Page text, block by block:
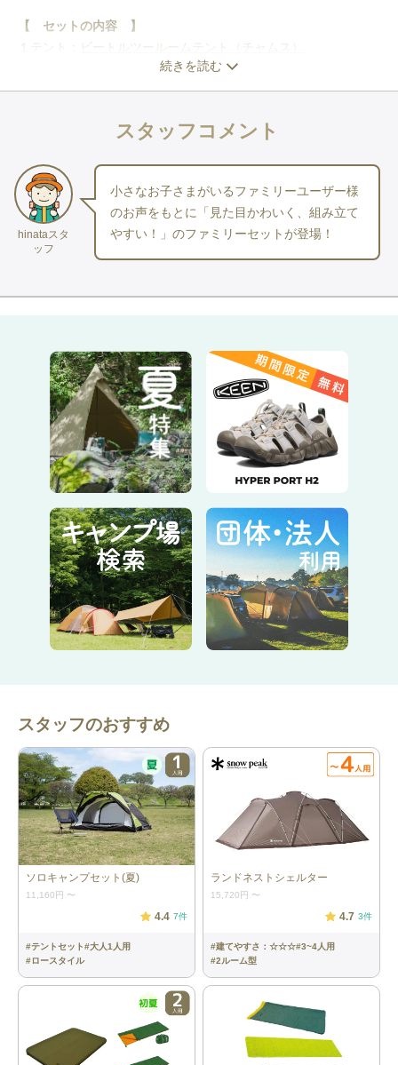
【 セットの内容 】
１テント：
ビートルツールームテント（チャムス）
チェアワン（ヘリノックス）
３キッズチェア：チェッカー タイニーチェア（ロゴス）
５快眠マット（寝袋下に敷く用）：
ル）
６ランタン： Explorer EX-V777D（ジェントス）
７インナーシュラフ： ライナージップSZスーパーライト（イス
ペグ・ハンマー付き
※グランドシート等は付属しておりません。
※マット（おひとり様分の寝袋サイズ）は、セット内容に含まれ
ています。
※テント以外のアイテムは、予告なく同品質以上の代替アイテム
のお届けとなる場合がございます。
※チェアワンのカラーはランダムでお届けします。カラーパター
ンは以下の通りです。
・オールブラック
・ブラック(脚はブルー)
・コヨーテタン
・ダークネイビー
・フォレストグリーン
・ブラウン
ビートルツールームテントの特徴
・ビギナーでも設営がしやすい◎
・リビングと寝室が一体となったファミリー向けテント
・出入り口が３箇所（前方、後方、サイド）もあるので出入りし
やすい◎
※カラーは［Teal/Orange］または［Yellow/Blue］のどちらかを
お届けします。カラーのご指定はできません。
続きを読む
スタッフコメント
hinataスタ
ッフ
小さなお子さまがいるファミリーユーザー様
のお声をもとに「見た目かわいく、組み立て
やすい！」のファミリーセットが登場！
スタッフのおすすめ
ソロキャンプセット(夏)
11,160円 〜
4.4 7件
#テントセット#大人1人用
#ロースタイル
ランドネストシェルター
15,720円 〜
4.7 3件
#建てやすさ：☆☆☆#3~4人用
#2ルーム型